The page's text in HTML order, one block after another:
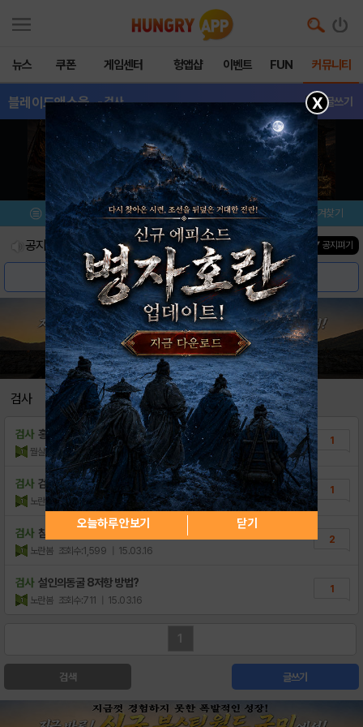
뉴스 쿠폰 게임센터 헝앱샵 이벤트 FUN 커뮤니티
블레이드앤소울 - 검사 글쓰기
메뉴 이벤트/미션 이벤트 즐겨찾기
공지사항 진행중인 이벤트 ▼ 공지펴기
검사
검사 홍문31풀초식 오공16오색 검사 팝니다
뭘살까 조회수:990 | 19.07.19
1
검사 검사 비급의 우선 순위?
노란봄 조회수:811 | 15.03.16
1
검사 침묵의 해적선(6인) / 비탄의 설옥궁(6인)..
노란봄 조회수:1,599 | 15.03.16
2
검사 설인의동굴 8저항 방법?
노란봄 조회수:711 | 15.03.16
1
1
검색 글쓰기
X
오늘하루 안보기 닫기